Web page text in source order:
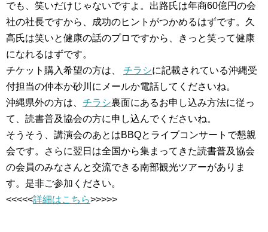
でも、笑いだけじゃないですよ。出路氏は年商60億円の会
社の社長ですから、成功のヒントがつかめるはずです。久
高氏は笑いと健康の話のプロですから、きっと笑って健康
になれるはずです。
チケット購入希望の方は、
チラシに記載されている沖縄受
付担当の仲本か砂川にメールか電話してくださいね。
沖縄県外の方は、 チラシ裏面にあるお申し込み方法に従っ
て、読書普及協会の方に申し込んでくださいね。
そうそう、講演会のあとはBBQとライブコンサートで懇親
会です。さらに翌日は全国から集まってきた読書普及協会
の会員のみなさんと交流できる南部観光ツアーがありま
す。是非ご参加ください。
<<<<<詳細はこちら>>>>>